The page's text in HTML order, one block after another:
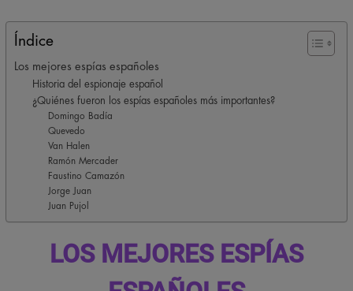
Los mejores espías españoles
Historia del espionaje español
¿Quiénes fueron los espías españoles más importantes?
Domingo Badía
Quevedo
Van Halen
Ramón Mercader
Faustino Camazón
Jorge Juan
Juan Pujol
LOS MEJORES ESPÍAS